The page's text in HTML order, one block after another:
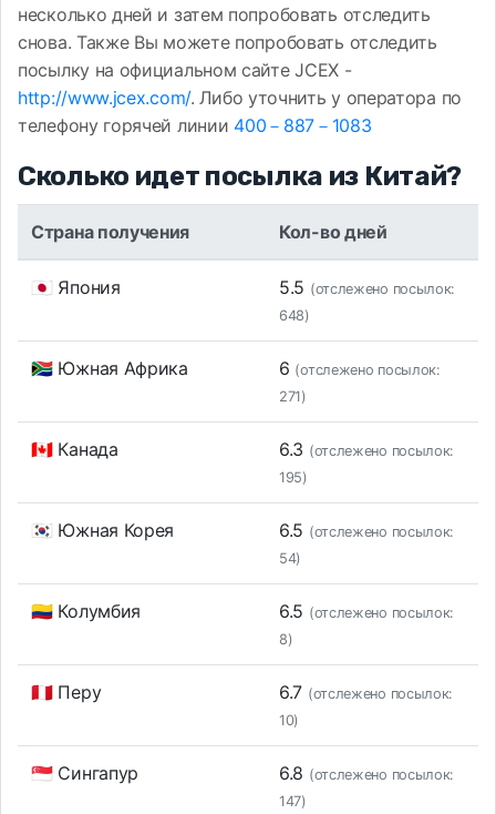
несколько дней и затем попробовать отследить
снова. Также Вы можете попробовать отследить
посылку на официальном сайте JCEX -
http://www.jcex.com/. Либо уточнить у оператора по
телефону горячей линии 400－887－1083
Сколько идет посылка из Китай?
Страна получения Кол-во дней
🇯🇵 Япония 5.5 (отслежено посылок:
648)
🇿🇦 Южная Африка 6 (отслежено посылок:
271)
🇨🇦 Канада 6.3 (отслежено посылок:
195)
🇰🇷 Южная Корея 6.5 (отслежено посылок:
54)
🇨🇴 Колумбия 6.5 (отслежено посылок:
8)
🇵🇪 Перу 6.7 (отслежено посылок:
10)
🇸🇬 Сингапур 6.8 (отслежено посылок:
147)